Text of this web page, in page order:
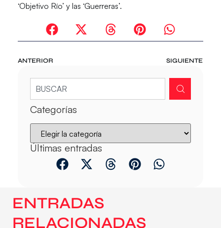
‘Objetivo Río’ y las ‘Guerreras’.
ANTERIOR SIGUIENTE
Categorías
Últimas entradas
ENTRADAS
RELACIONADAS